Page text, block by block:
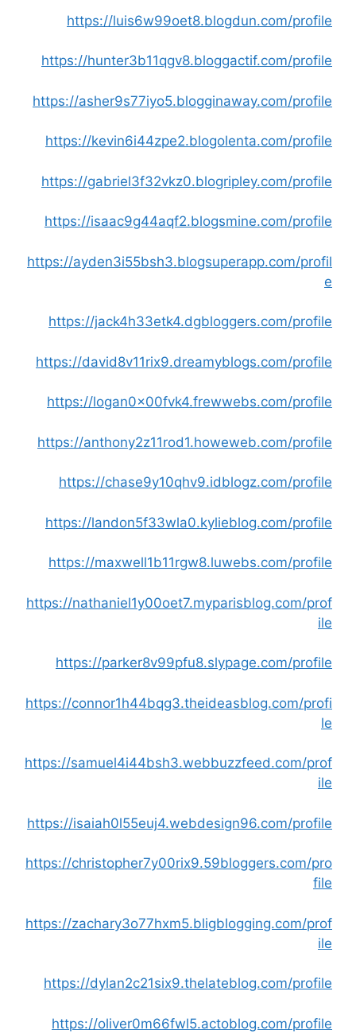
https://luis6w99oet8.blogdun.com/profile
https://hunter3b11qgv8.bloggactif.com/profile
https://asher9s77iyo5.blogginaway.com/profile
https://kevin6i44zpe2.blogolenta.com/profile
https://gabriel3f32vkz0.blogripley.com/profile
https://isaac9g44aqf2.blogsmine.com/profile
https://ayden3i55bsh3.blogsuperapp.com/profil
e
https://jack4h33etk4.dgbloggers.com/profile
https://david8v11rix9.dreamyblogs.com/profile
https://logan0x00fvk4.frewwebs.com/profile
https://anthony2z11rod1.howeweb.com/profile
https://chase9y10qhv9.idblogz.com/profile
https://landon5f33wla0.kylieblog.com/profile
https://maxwell1b11rgw8.luwebs.com/profile
https://nathaniel1y00oet7.myparisblog.com/prof
ile
https://parker8v99pfu8.slypage.com/profile
https://connor1h44bqg3.theideasblog.com/profi
le
https://samuel4i44bsh3.webbuzzfeed.com/prof
ile
https://isaiah0l55euj4.webdesign96.com/profile
https://christopher7y00rix9.59bloggers.com/pro
file
https://zachary3o77hxm5.bligblogging.com/prof
ile
https://dylan2c21six9.thelateblog.com/profile
https://oliver0m66fwl5.actoblog.com/profile